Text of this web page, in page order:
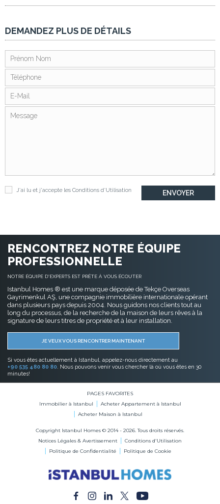
DEMANDEZ PLUS DE DÉTAILS
J'ai lu et j'accepte les Conditions d'Utilisation
RENCONTREZ NOTRE ÉQUIPE
PROFESSIONNELLE
NOTRE ÉQUIPE D'EXPERTS EST PRÊTE À VOUS ÉCOUTER
Istanbul Homes ® est une marque déposée de Tekçe Overseas
Gayrimenkul AŞ, une compagnie immobilière internationale opérant
dans plusieurs pays depuis 2004. Nous guidons nos clients tout au
long du processus, de la recherche de la maison de leurs rêves à la
signature de leurs titres de propriété et à leur installation.
JE VEUX VOUS RENCONTRER MAINTENANT
Si vous êtes actuellement à Istanbul, appelez-nous directement au
+90 535 480 80 80. Nous pouvons venir vous chercher là où vous êtes en 30
minutes!
PAGES FAVORITES
Immobilier à Istanbul
Acheter Appartement à Istanbul
Acheter Maison à Istanbul
Copyright Istanbul Homes © 2014 - 2026. Tous droits réservés.
Notices Légales & Avertissement
Conditions d'Utilisation
Politique de Confidentialité
Politique de Cookie